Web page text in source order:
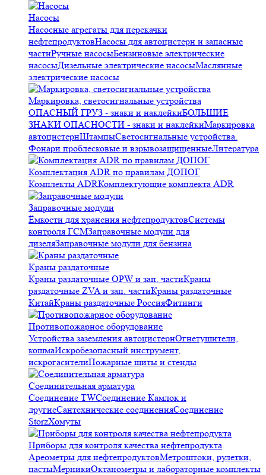
Насосы
Насосные агрегаты для перекачки
нефтепродуктовНасосы для автоцистерн и запасные
частиРучные насосыБензиновые электрические
насосыДизельные электрические насосыМаслянные
электрические насосы
Маркировка, светосигнальные устройства
ОПАСНЫЙ ГРУЗ - знаки и наклейкиБОЛЬШИЕ
ЗНАКИ ОПАСНОСТИ - знаки и наклейкиМаркировка
автоцистернШтампыСветосигнальные устройства.
Фонари проблесковые и взрывозащищенныеЛитература
Комплектация ADR по правилам ДОПОГ
Комплекты ADRКомплектующие комплекта ADR
Заправочные модули
Ёмкости для хранения нефтепродуктовСистемы
контроля ГСМЗаправочные модули для
дизеляЗаправочные модули для бензина
Краны раздаточные
Краны раздаточные OPW и зап. частиКраны
раздаточные ZVA и зап. частиКраны раздаточные
КитайКраны раздаточные РоссияФитинги
Противопожарное оборудование
Устройства заземления автоцистернОгнетушители,
кошмаИскробезопасный инструмент,
искрогасителиПожарные щиты и стенды
Соединительная арматура
Соединение TWСоединение Камлок и
другиеСантехнические соединенияСоединение
StorzХомуты
Приборы для контроля качества нефтепродукта
Ареометры для нефтепродуктовМетроштоки, рулетки,
пастыМерникиОктанометры и лабораторные комплекты